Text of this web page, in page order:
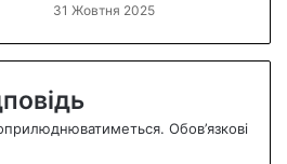
31 Жовтня 2025
Обов’язкові